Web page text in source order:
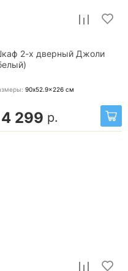
2-х дверный Джоли
90x52.9x226 см
299 р.